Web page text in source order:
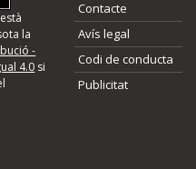
alguna millora, ompliu els
l'error del qual voleu informar-
la
-
4.0 si
Contacte
Avís legal
Codi de conducta
Publicitat